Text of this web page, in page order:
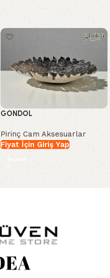
GONDOL
Pirinç Cam Aksesuarlar
Fiyat İçin Giriş Yap
İncele